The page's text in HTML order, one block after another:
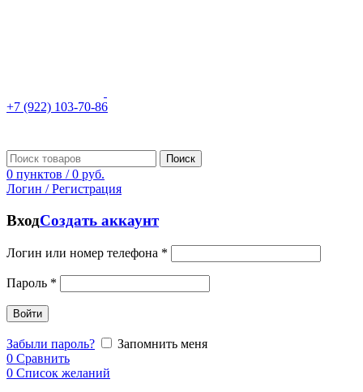
+7 (922) 103-70-86
Поиск
0 пунктов / 0 руб.
Логин / Регистрация
ВходСоздать аккаунт
Логин или номер телефона *
Пароль *
Войти
Забыли пароль?
Запомнить меня
0 Сравнить
0 Список желаний